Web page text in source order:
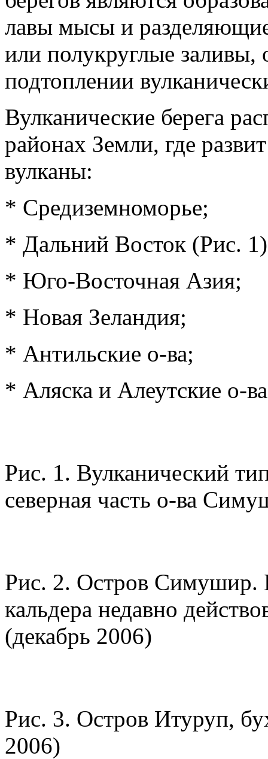
лавы мысы и
или полукруглые
подтоплении
Вулканические берега
районах Земли, где
вулканы:
* Средиземноморье;
* Дальний Восток (Рис.
* Юго-Восточная Азия;
* Новая Зеландия;
* Антильские о-ва;
* Аляска и Алеутские о-
Рис. 1. Вулканический
северная часть о-ва
Рис. 2. Остров Симушир.
кальдера недавно
(декабрь 2006)
Рис. 3. Остров Итуруп,
2006)